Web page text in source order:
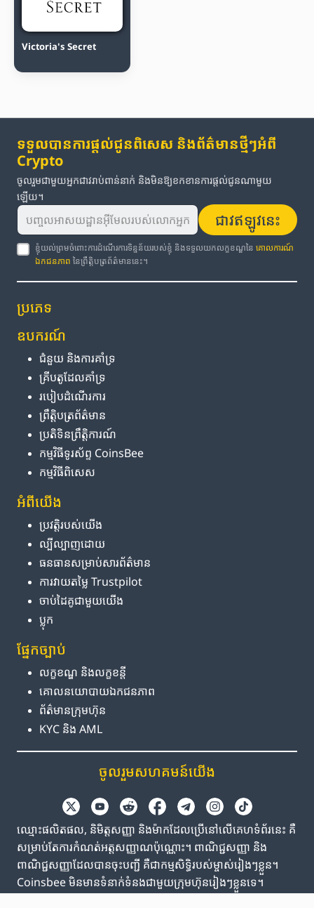
Victoria's Secret
ទទួលបានការផ្តល់ជូនពិសេស និងព័ត៌មានថ្មីៗអំពី
Crypto
ចូលរួមជាមួយអ្នកជាវរាប់ពាន់នាក់ និងមិនឱ្យខកខានការផ្តល់ជូនណាមួយ
ឡើយ។
ជាវឥឡូវនេះ
ខ្ញុំយល់ព្រមចំពោះការដំណើរការទិន្នន័យរបស់ខ្ញុំ និងទទួលយកលក្ខខណ្ឌនៃគោលការណ៍
ឯកជនភាព នៃព្រឹត្តិបត្រព័ត៌មាននេះ។
ប្រភេទ
ឧបករណ៍
ជំនួយ និង​ការ​គាំទ្រ
គ្រីបតូ​ដែល​គាំទ្រ
របៀប​ដំណើរការ
ព្រឹត្តិបត្រ​ព័ត៌មាន
ប្រតិទិន​ព្រឹត្តិការណ៍
កម្មវិធី​ទូរស័ព្ទ CoinsBee
កម្មវិធីពិសេស
អំពី​យើង
ប្រវត្តិ​របស់​យើង
ល្បីល្បាញ​ដោយ
ធនធាន​សម្រាប់​សារព័ត៌មាន
ការ​វាយតម្លៃ Trustpilot
ចាប់ដៃគូ​ជាមួយ​យើង
ប្លុក
ផ្នែក​ច្បាប់
លក្ខខណ្ឌ និង​លក្ខខន្តី
គោលនយោបាយ​ឯកជនភាព
ព័ត៌មាន​ក្រុមហ៊ុន
KYC និង AML
ចូលរួម​សហគមន៍​យើង
ឈ្មោះផលិតផល, និមិត្តសញ្ញា និងម៉ាកដែលប្រើនៅលើគេហទំព័រនេះ គឺ
សម្រាប់តែការកំណត់អត្តសញ្ញាណប៉ុណ្ណោះ។ ពាណិជ្ជសញ្ញា និង
ពាណិជ្ជសញ្ញាដែលបានចុះបញ្ជី គឺជាកម្មសិទ្ធិរបស់ម្ចាស់រៀងៗខ្លួន។
Coinsbee មិនមានទំនាក់ទំនងជាមួយក្រុមហ៊ុនរៀងៗខ្លួនទេ។